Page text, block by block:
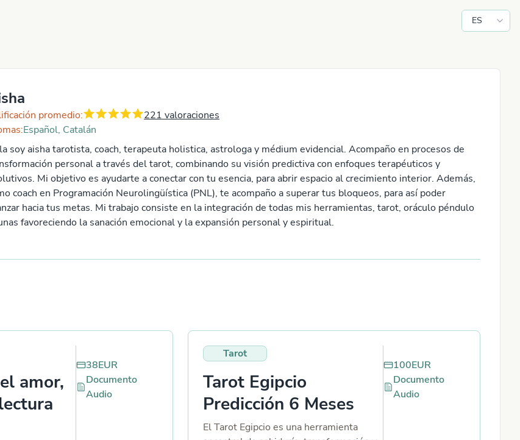
ES
promedio: 221 valoraciones
Español, Catalán
soy aisha tarotista, coach, terapeuta holistica, astrologa y médium evidencial. Acompaño en procesos de
personal a través del tarot, combinando su visión predictiva con enfoques terapéuticos y
Mi objetivo es ayudarte a conectar con tu esencia, para abrir espacio al crecimiento interior. Además,
coach en Programación Neurolingüística (PNL), te acompaño a superar tus bloqueos, para así poder
hacia tus metas. Mi trabajo consiste en la integración de todas mis herramientas, tarot, oráculo péndulo
favoreciendo la sanación emocional y la expansión personal y espiritual.
amor,
38EUR
Documento
Audio
Tarot
Tarot Egipcio
Predicción 6 Meses
El Tarot Egipcio es una herramienta
100EUR
Documento
Audio